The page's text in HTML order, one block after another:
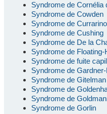
Syndrome de Cornélia
Syndrome de Cowden
Syndrome de Currarino
Syndrome de Cushing
Syndrome de De la
Syndrome de Floating-
Syndrome de fuite
Syndrome de
Syndrome de Gitelman
Syndrome de
Syndrome de
Syndrome de Gorlin